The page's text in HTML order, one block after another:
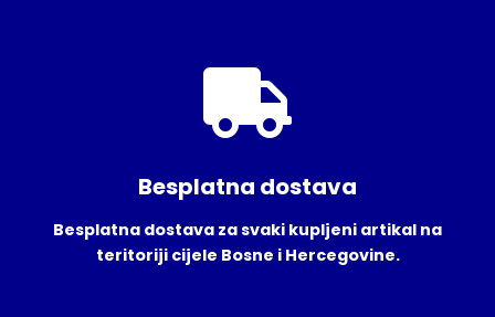
Besplatna dostava
Besplatna dostava za svaki kupljeni artikal na
teritoriji cijele Bosne i Hercegovine.